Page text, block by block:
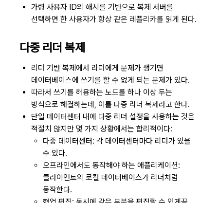
가령 사용자 ID의 해시를 기반으로 복제 서버를
선택하면 한 사용자가 항상 같은 레플리카를 읽게 된다.
다중 리더 복제
리더 기반 복제에서 리더에게 문제가 생기면
데이터베이스에 쓰기를 할 수 없게 되는 문제가 있다.
따라서 쓰기를 허용하는 노드를 하나 이상 두는
방식으로 해결하는데, 이를 다중 리더 복제라고 한다.
단일 데이터센터 내에 다중 리더 설정을 사용하는 것은
적절치 않지만 몇 가지 상황에서는 합리적이다:
다중 데이터센터: 각 데이터센터마다 리더가 있을
수 있다.
오프라인에서도 동작해야 하는 애플리케이션:
클라이언트의 로컬 데이터베이스가 리더처럼
동작한다.